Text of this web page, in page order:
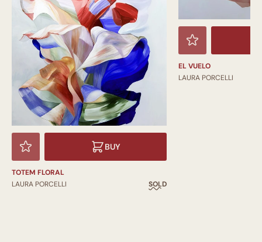
BUY
TOTEM FLORAL
LAURA PORCELLI
SOLD
EL VUELO
LAURA PORCELLI